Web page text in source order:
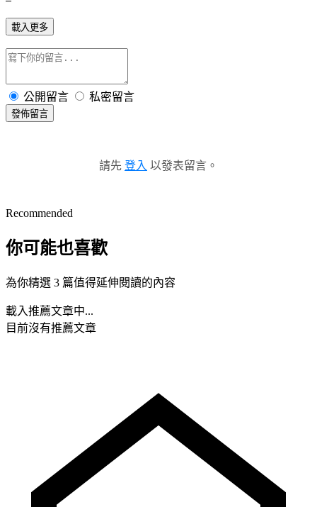
載入更多
公開留言 私密留言
發佈留言
請先 登入 以發表留言。
Recommended
你可能也喜歡
為你精選 3 篇值得延伸閱讀的內容
載入推薦文章中...
目前沒有推薦文章